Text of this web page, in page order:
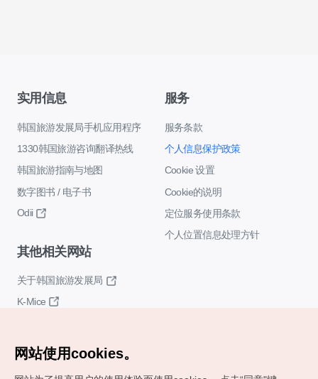
实用信息
韩国旅游发展局手机应用程序
1330韩国旅游咨询翻译热线
韩国旅游指南与地图
数字图书 / 电子书
Odii
服务
服务条款
个人信息保护政策
Cookie 设置
Cookie的说明
定位服务使用条款
个人位置信息处理方针
其他相关网站
关于韩国旅游发展局
K-Mice
网站使用cookies。